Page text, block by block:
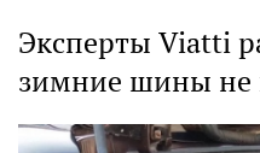
Эксперты Viatti
зимние шины не